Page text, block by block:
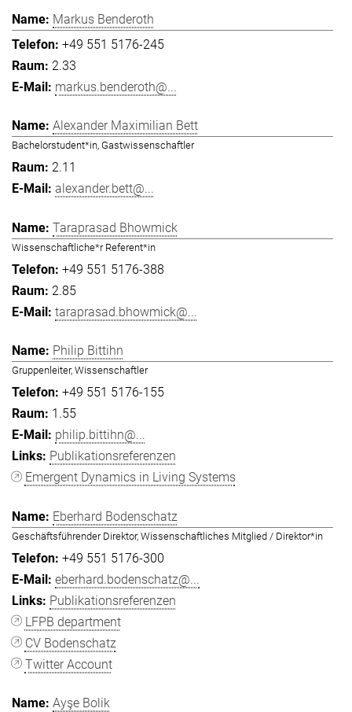
Markus Benderoth
+49 551 5176-245
2.33
markus.benderoth@...
Alexander Maximilian Bett
Bachelorstudent*in, Gastwissenschaftler
2.11
alexander.bett@...
Taraprasad Bhowmick
Wissenschaftliche*r Referent*in
+49 551 5176-388
2.85
taraprasad.bhowmick@...
Philip Bittihn
Gruppenleiter, Wissenschaftler
+49 551 5176-155
1.55
philip.bittihn@...
Publikationsreferenzen
Emergent Dynamics in Living Systems
Eberhard Bodenschatz
Geschäftsführender Direktor, Wissenschaftliches Mitglied / Direktor*in
+49 551 5176-300
eberhard.bodenschatz@...
Publikationsreferenzen
LFPB department
CV Bodenschatz
Twitter Account
Ayşe Bolik